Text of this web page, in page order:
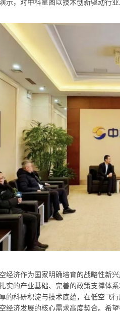
示，对中科星图以技术创新驱动行
经济作为国家明确培育的战略性新
实的产业基础、完善的政策支撑体
的科研积淀与技术底蕴，在低空飞
经济发展的核心需求高度契合。希